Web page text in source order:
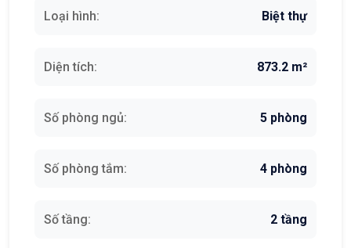
Loại hình: Biệt thự
Diện tích: 873.2 m²
Số phòng ngủ: 5 phòng
Số phòng tắm: 4 phòng
Số tầng: 2 tầng